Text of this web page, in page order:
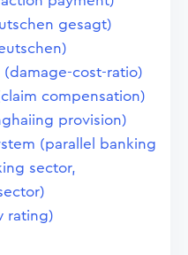
gesagt)
(damage-cost-ratio)
compensation)
provision)
(parallel banking
sector,
rating)